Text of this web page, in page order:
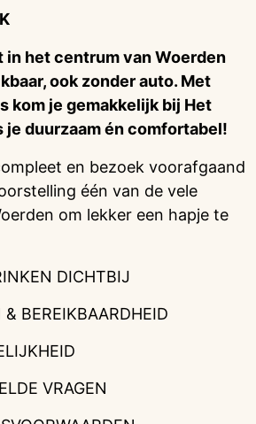
in het centrum van Woerden
ook zonder auto. Met
kom je gemakkelijk bij Het
je duurzaam én comfortabel!
en bezoek voorafgaand
één van de vele
om lekker een hapje te
DICHTBIJ
& BEREIKBAARDHEID
VRAGEN